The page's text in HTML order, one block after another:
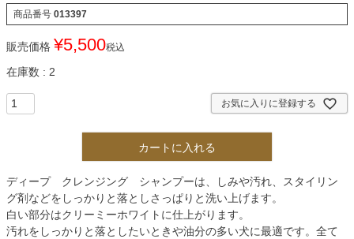
商品番号 013397
販売価格 ¥5,500税込
在庫数 2
お気に入りに登録する
カートに入れる
ディープ クレンジング シャンプーは、しみや汚れ、スタイリン
グ剤などをしっかりと落としさっぱりと洗い上げます。
白い部分はクリーミーホワイトに仕上がります。
汚れをしっかりと落としたいときや油分の多い犬に最適です。全て